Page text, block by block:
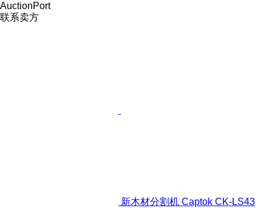
AuctionPort
联系卖方
新木材分割机 Captok CK-LS43